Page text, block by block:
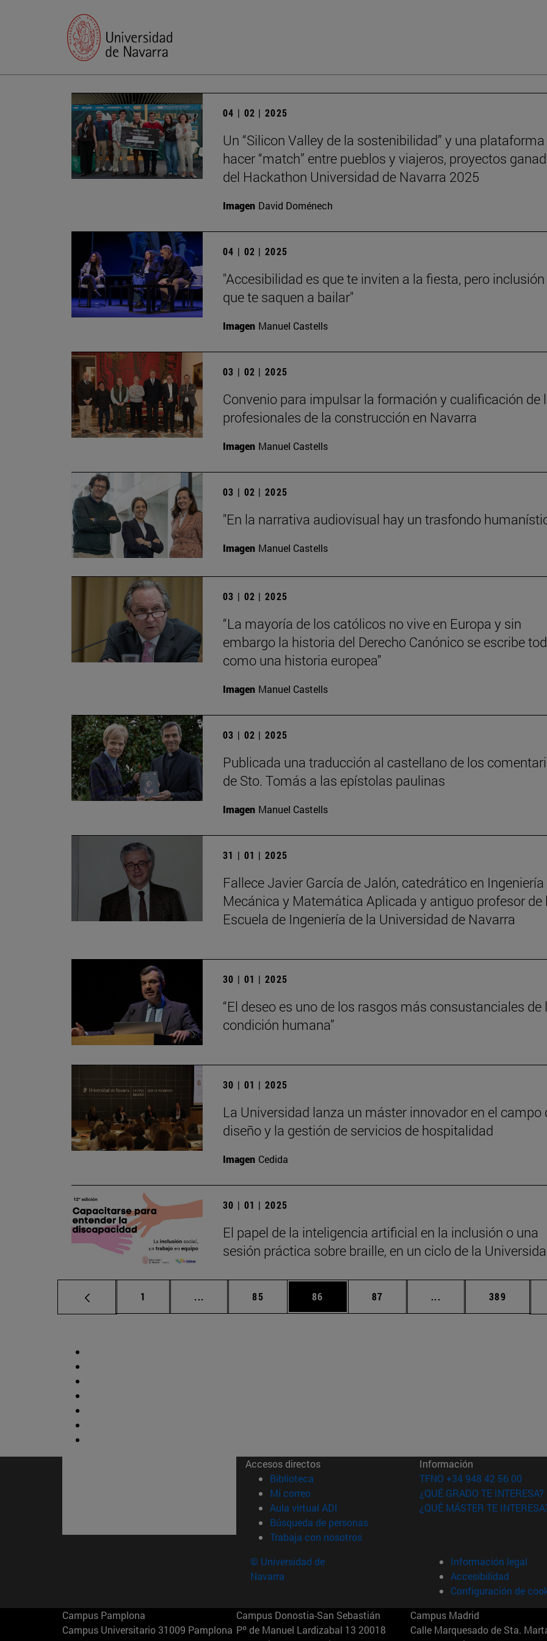
04 | 02 | 2025
Un “Silicon Valley de la sostenibilidad” y una
hacer “match” entre pueblos y viajeros, proyectos
del Hackathon Universidad de Navarra 2025
Imagen David Doménech
04 | 02 | 2025
"Accesibilidad es que te inviten a la fiesta, pero inclusión
que te saquen a bailar"
Imagen Manuel Castells
03 | 02 | 2025
Convenio para impulsar la formación y cualificación de
profesionales de la construcción en Navarra
Imagen Manuel Castells
03 | 02 | 2025
"En la narrativa audiovisual hay un trasfondo
Imagen Manuel Castells
03 | 02 | 2025
“La mayoría de los católicos no vive en Europa y sin
embargo la historia del Derecho Canónico se escribe
como una historia europea”
Imagen Manuel Castells
03 | 02 | 2025
Publicada una traducción al castellano de los
de Sto. Tomás a las epístolas paulinas
Imagen Manuel Castells
31 | 01 | 2025
Fallece Javier García de Jalón, catedrático en Ingeniería
Mecánica y Matemática Aplicada y antiguo profesor de
Escuela de Ingeniería de la Universidad de Navarra
30 | 01 | 2025
“El deseo es uno de los rasgos más consustanciales de
condición humana”
30 | 01 | 2025
La Universidad lanza un máster innovador en el campo
diseño y la gestión de servicios de hospitalidad
Imagen Cedida
30 | 01 | 2025
El papel de la inteligencia artificial en la inclusión o una
sesión práctica sobre braille, en un ciclo de la
Página
1 ... Páginas intermedias Use TAB para desplazarse.
Página
85 Página
86 Página
87 ... Páginas intermedias
Página
389
Accesos directos
Biblioteca (abre en nueva ventana)
Mi correo(abre en nueva ventana)
Aula virtual ADI (abre en nueva ventana)
Búsqueda de personas(abre en nueva ventana)
Trabaja con nosotros(abre en nueva ventana)
Información
TFNO +34 948 42 56 00
¿QUÉ GRADO TE INTERESA?
¿QUÉ MÁSTER TE
© Universidad de
Navarra
Información legal
Accesibilidad
Configuración de
Campus Pamplona
Campus Universitario 31009 Pamplona
Campus Donostia-San Sebastián
Pº de Manuel Lardizabal 13 20018
Campus Madrid
Calle Marquesado de Sta.